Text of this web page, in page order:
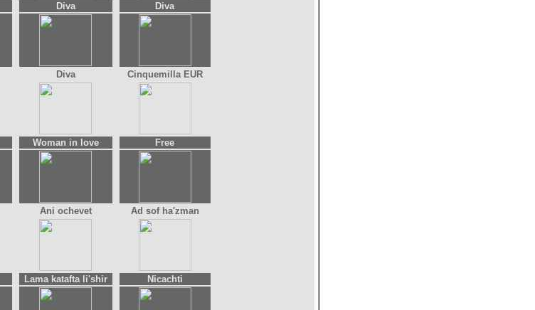
Diva Diva
Diva Cinquemilla EUR
Woman in love Free
Ani ochevet Ad sof ha'zman
Lama katafta li'shir Nicachti